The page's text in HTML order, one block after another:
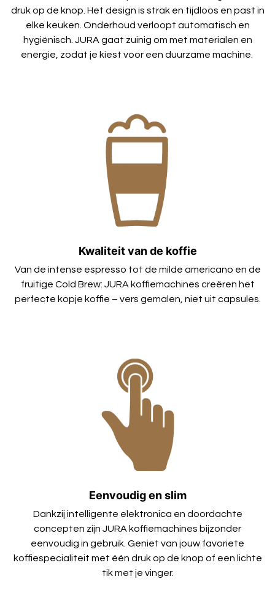
druk op de knop. Het design is strak en tijdloos en past in
elke keuken. Onderhoud verloopt automatisch en
hygiënisch. JURA gaat zuinig om met materialen en
energie, zodat je kiest voor een duurzame machine.
Kwaliteit van de koffie
Van de intense espresso tot de milde americano en de
fruitige Cold Brew: JURA koffiemachines creëren het
perfecte kopje koffie – vers gemalen, niet uit capsules.
Eenvoudig en slim
Dankzij intelligente elektronica en doordachte
concepten zijn JURA koffiemachines bijzonder
eenvoudig in gebruik. Geniet van jouw favoriete
koffiespecialiteit met één druk op de knop of een lichte
tik met je vinger.